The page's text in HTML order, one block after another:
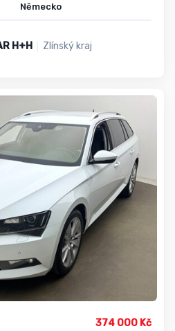
Německo
H+H Zlínský kraj
374 000 Kč